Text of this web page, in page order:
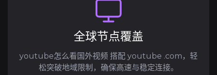
全球节点覆盖
youtube怎么看国外视频 搭配 youtube .com，轻
松突破地域限制，确保高速与稳定连接。